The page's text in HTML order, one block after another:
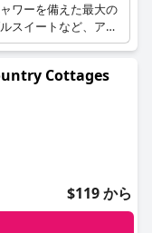
ワーを備えた最大の
スイートなど、アク
Cottages
$119 から